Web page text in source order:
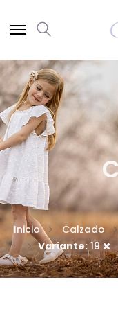
Inicio Calzado
Variante:19